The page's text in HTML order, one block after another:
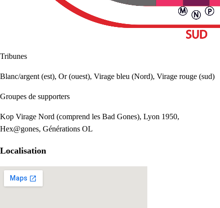
Tribunes
Blanc/argent (est), Or (ouest), Virage bleu (Nord), Virage rouge (sud)
Groupes de supporters
Kop Virage Nord (comprend les Bad Gones), Lyon 1950,
Hex@gones, Générations OL
Localisation